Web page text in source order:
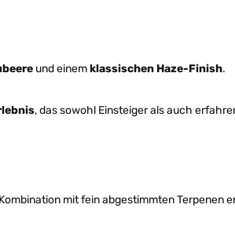
und einemklassischen Haze-Finish.
, das sowohl Einsteiger als auch
mit fein abgestimmten Terpenen